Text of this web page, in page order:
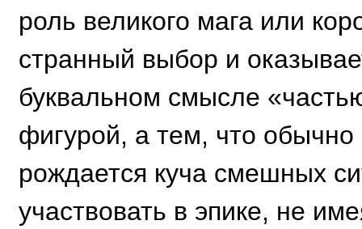
роль великого мага или
странный выбор и
буквальном смысле
фигурой, а тем, что
рождается куча смешных
участвовать в эпике, не